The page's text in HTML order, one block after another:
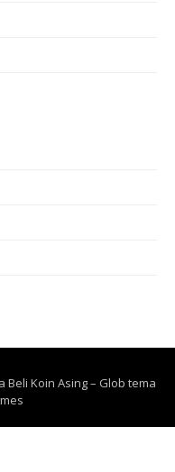
Beli Koin Asing– Glob tema